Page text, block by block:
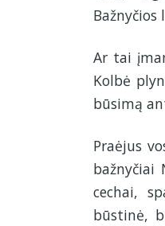
Bažnyčios
Ar tai
Kolbė
būsimą
Praėjus
bažnyčiai
cechai,
būstinė,